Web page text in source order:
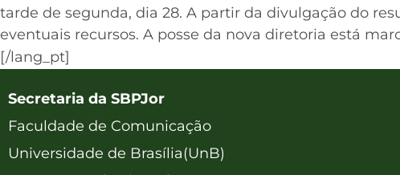
tarde de segunda, dia 28. A partir da divulgação do
eventuais recursos. A posse da nova diretoria está
[/lang_pt]
Secretaria da SBPJor
Faculdade de Comunicação
Universidade de Brasília(UnB)